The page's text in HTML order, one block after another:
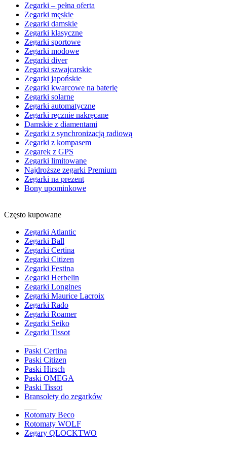
Zegarki – pełna oferta
Zegarki męskie
Zegarki damskie
Zegarki klasyczne
Zegarki sportowe
Zegarki modowe
Zegarki diver
Zegarki szwajcarskie
Zegarki japońskie
Zegarki kwarcowe na baterię
Zegarki solarne
Zegarki automatyczne
Zegarki ręcznie nakręcane
Damskie z diamentami
Zegarki z synchronizacją radiową
Zegarki z kompasem
Zegarek z GPS
Zegarki limitowane
Najdroższe zegarki Premium
Zegarki na prezent
Bony upominkowe
Często kupowane
Zegarki Atlantic
Zegarki Ball
Zegarki Certina
Zegarki Citizen
Zegarki Festina
Zegarki Herbelin
Zegarki Longines
Zegarki Maurice Lacroix
Zegarki Rado
Zegarki Roamer
Zegarki Seiko
Zegarki Tissot
Paski Certina
Paski Citizen
Paski Hirsch
Paski OMEGA
Paski Tissot
Bransolety do zegarków
Rotomaty Beco
Rotomaty WOLF
Zegary QLOCKTWO